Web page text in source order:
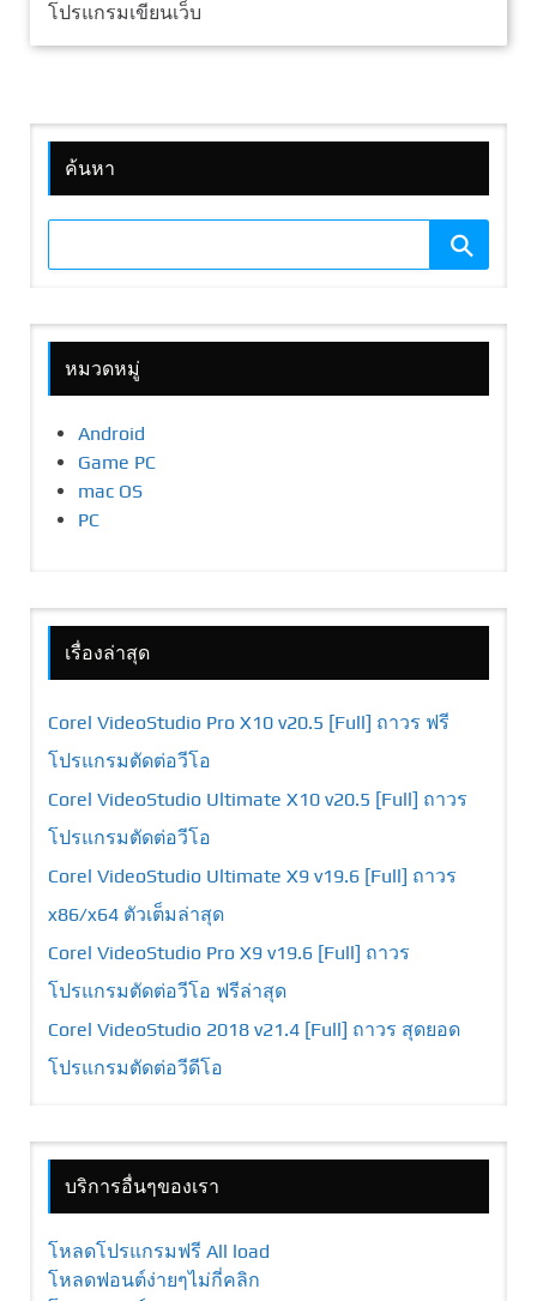
โปรแกรมเขียนเว็บ
ค้นหา
หมวดหมู่
Android
Game PC
mac OS
PC
เรื่องล่าสุด
Corel VideoStudio Pro X10 v20.5 [Full] ถาวร ฟรี
โปรแกรมตัดต่อวีโอ
Corel VideoStudio Ultimate X10 v20.5 [Full] ถาวร
โปรแกรมตัดต่อวีโอ
Corel VideoStudio Ultimate X9 v19.6 [Full] ถาวร
x86/x64 ตัวเต็มล่าสุด
Corel VideoStudio Pro X9 v19.6 [Full] ถาวร
โปรแกรมตัดต่อวีโอ ฟรีล่าสุด
Corel VideoStudio 2018 v21.4 [Full] ถาวร สุดยอด
โปรแกรมตัดต่อวีดีโอ
บริการอื่นๆของเรา
โหลดโปรแกรมฟรี All load
โหลดฟอนต์ง่ายๆไม่กี่คลิก